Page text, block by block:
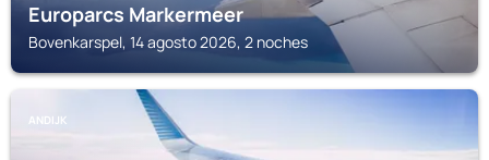
Europarcs Markermeer
Bovenkarspel, 14 agosto 2026, 2 noches
ANDIJK